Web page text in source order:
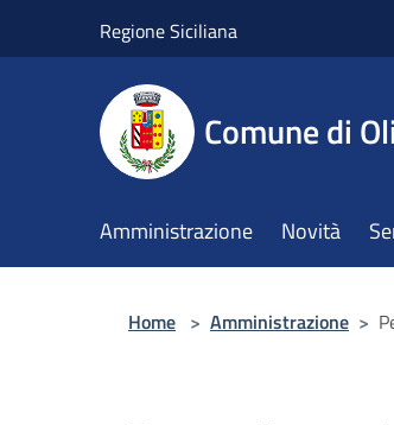
Regione Siciliana
Comune di
Amministrazione Novità
Home > Amministrazione >